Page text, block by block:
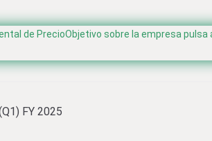
de PrecioObjetivo sobre la empresa pulsa
FY 2025